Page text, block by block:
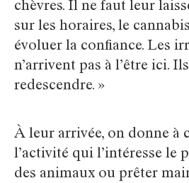
chèvres. Il ne faut leur
sur les horaires, le
évoluer la confiance. Les
n’arrivent pas à l’être ici.
redescendre. »
À leur arrivée, on donne à
l’activité qui l’intéresse le
des animaux ou prêter